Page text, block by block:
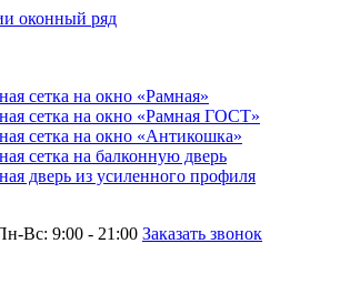
сетка на окно «Рамная»
сетка на окно «Рамная ГОСТ»
сетка на окно «Антикошка»
сетка на балконную дверь
дверь из усиленного профиля
Вс: 9:00 - 21:00 Заказать звонок